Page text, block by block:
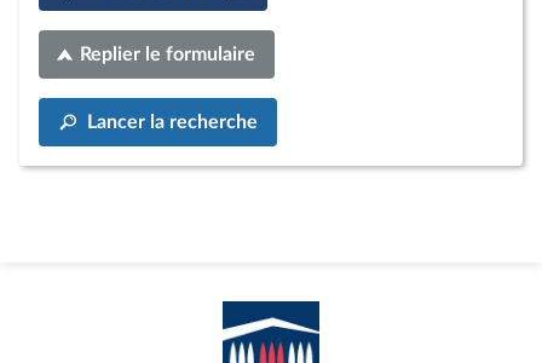
Replier le formulaire
Lancer la recherche